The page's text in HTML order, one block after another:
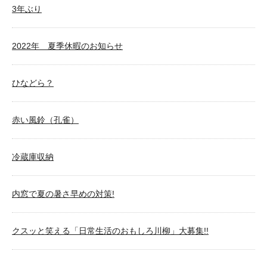
3年ぶり
2022年 夏季休暇のお知らせ
ひなどら？
赤い風鈴（孔雀）
冷蔵庫収納
内窓で夏の暑さ早めの対策!
クスッと笑える「日常生活のおもしろ川柳」大募集!!